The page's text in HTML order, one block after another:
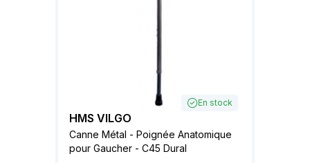
En stock
HMS VILGO
Canne Métal - Poignée Anatomique
pour Gaucher - C45 Dural